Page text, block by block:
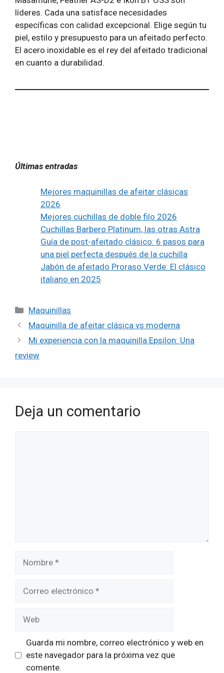
líderes. Cada una satisface necesidades
específicas con calidad excepcional. Elige según tu
piel, estilo y presupuesto para un afeitado perfecto.
El acero inoxidable es el rey del afeitado tradicional
en cuanto a durabilidad.
Últimas entradas
Mejores maquinillas de afeitar clásicas
2026
Mejores cuchillas de doble filo 2026
Cuchillas Barbero Platinum, las otras Astra
Guía de post-afeitado clásico: 6 pasos para
una piel perfecta después de la cuchilla
Jabón de afeitado Proraso Verde: El clásico
italiano en 2025
Categorías
Maquinillas
Maquinilla de afeitar clásica vs moderna
Mi experiencia con la maquinilla Epsilon: Una
review
Deja un comentario
electrónico
Guarda mi nombre, correo electrónico y web en
este navegador para la próxima vez que
comente.